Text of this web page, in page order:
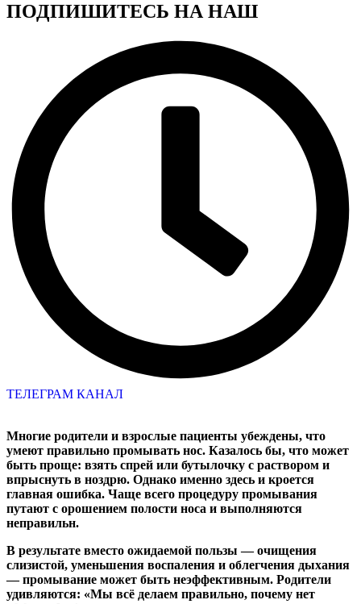
ПОДПИШИТЕСЬ НА НАШ
ТЕЛЕГРАМ КАНАЛ
Многие родители и взрослые пациенты убеждены, что
умеют правильно промывать нос. Казалось бы, что может
быть проще: взять спрей или бутылочку с раствором и
впрыснуть в ноздрю. Однако именно здесь и кроется
главная ошибка. Чаще всего процедуру промывания
путают с орошением полости носа и выполняются
неправильн.
В результате вместо ожидаемой пользы — очищения
слизистой, уменьшения воспаления и облегчения дыхания
— промывание может быть неэффективным. Родители
удивляются: «Мы всё делаем правильно, почему нет